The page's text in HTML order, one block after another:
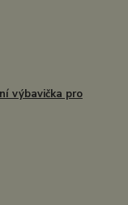
výbavička pro